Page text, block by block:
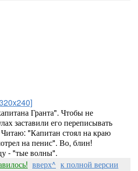
Гранта". Чтобы не
заставили его переписывать
Читаю: "Капитан стоял на краю
на пенис". Во, блин!
- "тые волны".
вверх^ к полной версии